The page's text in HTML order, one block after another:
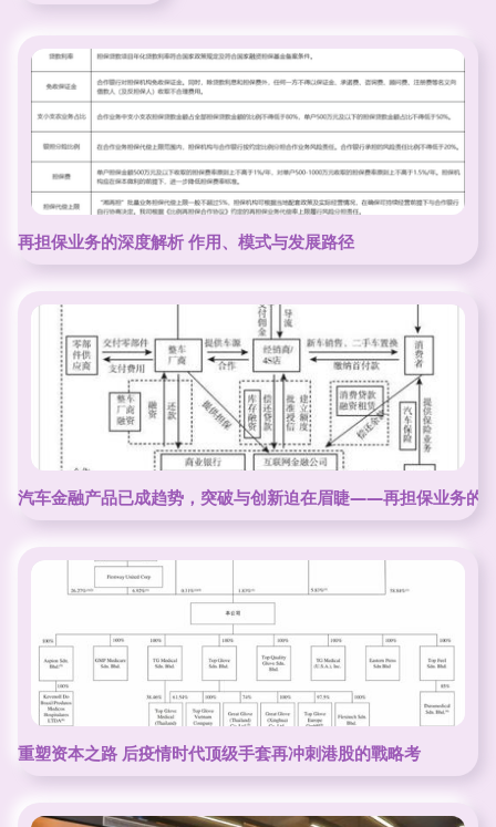
再担保业务的深度解析 作用、模式与发展路径
汽车金融产品已成趋势，突破与创新迫在眉睫——再担保业务的
重塑资本之路 后疫情时代顶级手套再冲刺港股的戰略考